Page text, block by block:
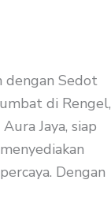
dengan Sedot
di Rengel,
Jaya, siap
Dengan